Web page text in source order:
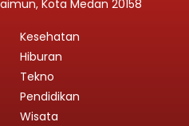
Kota Medan 20158
Kesehatan
Hiburan
Tekno
Pendidikan
Wisata